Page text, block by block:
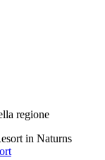
regione